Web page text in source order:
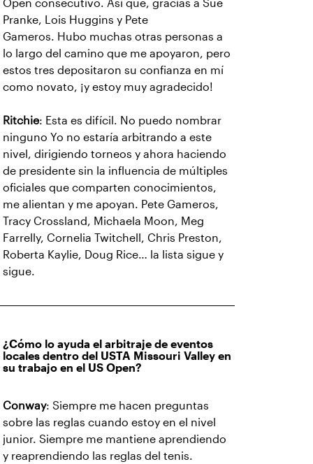
Open consecutivo. Así que, gracias a Sue
Pranke, Lois Huggins y Pete
Gameros. Hubo muchas otras personas a
lo largo del camino que me apoyaron, pero
estos tres depositaron su confianza en mí
como novato, ¡y estoy muy agradecido!
Ritchie: Esta es difícil. No puedo nombrar
ninguno Yo no estaría arbitrando a este
nivel, dirigiendo torneos y ahora haciendo
de presidente sin la influencia de múltiples
oficiales que comparten conocimientos,
me alientan y me apoyan. Pete Gameros,
Tracy Crossland, Michaela Moon, Meg
Farrelly, Cornelia Twitchell, Chris Preston,
Roberta Kaylie, Doug Rice… la lista sigue y
sigue.
¿Cómo lo ayuda el arbitraje de eventos
locales dentro del USTA Missouri Valley en
su trabajo en el US Open?
Conway: Siempre me hacen preguntas
sobre las reglas cuando estoy en el nivel
junior. Siempre me mantiene aprendiendo
y reaprendiendo las reglas del tenis.